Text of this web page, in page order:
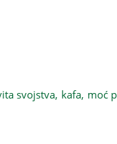
svojstva, kafa, moć